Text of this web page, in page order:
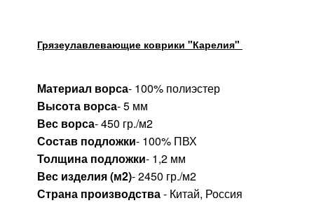
Грязеулавлевающие коврики "Карелия"
Материал ворса- 100% полиэстер
Высота ворса- 5 мм
Вес ворса- 450 гр./м2
Состав подложки- 100% ПВХ
Толщина подложки- 1,2 мм
Вес изделия (м2)- 2450 гр./м2
Страна производства- Китай, Россия